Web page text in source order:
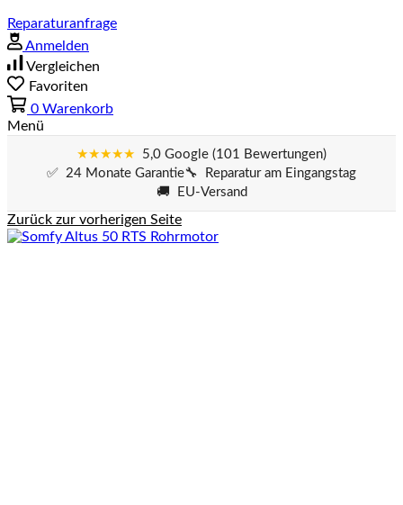
Reparaturanfrage
Anmelden
Vergleichen
Favoriten
0 Warenkorb
Menü
★★★★★ 5,0 Google (101 Bewertungen)
✅ 24 Monate Garantie🔧 Reparatur am Eingangstag
🚚 EU-Versand
Zurück zur vorherigen Seite